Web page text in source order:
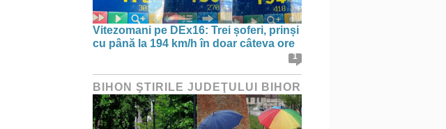
Vitezomani pe DEx16: Trei șoferi, prinși
cu până la 194 km/h în doar câteva ore
1
BIHON ŞTIRILE JUDEŢULUI BIHOR